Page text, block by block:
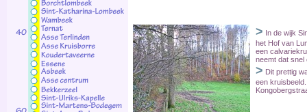
> In de wijk
het Hof van
een
neemt dat snel
> Dit prettig
een